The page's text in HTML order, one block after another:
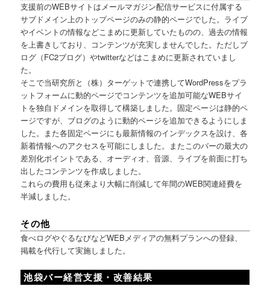
支援前のWEBサイトはメールマガジン配信サービスに付属する
サブドメイン上のトップページのみの静的ページでした。ライブ
やイベントの情報などこまめに更新していたものの、過去の情報
を上書きしており、コンテンツが充実しませんでした。ただしブ
ログ（FC2ブログ）やtwitterなどはこまめに更新されていまし
た。
そこで当研究所と（株）ターゲットで連携してWordPressをプラ
ットフォームに動的ページでコンテンツを追加可能なWEBサイ
トを独自ドメインを取得して構築しました。固定ページは静的ペ
ージですが、ブログのように動的ページを追加できるようにしま
した。また各固定ページにも最新情報のインデックスを設け、各
新着情報へのアクセスを可能にしました。またこのバーの最大の
差別化ポイントである、オーディオ、音源、ライブを前面に打ち
出したコンテンツを作成しました。
これらの費用も従来より大幅に削減して年間のWEB関連経費を
半減しました。
その他
食べログやぐるなびなどWEBメディアの無料プランへの登録、
掲載を代行して実施しました。
池袋バー経営支援・改善結果